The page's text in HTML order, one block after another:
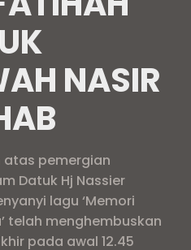
NASIR
atas pemergian
Datuk Hj Nassier
lagu ‘Memori
telah menghembuskan
pada awal 12.45